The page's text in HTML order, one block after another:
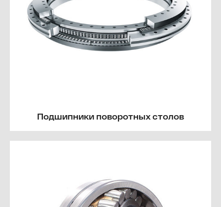
Подшипники поворотных столов